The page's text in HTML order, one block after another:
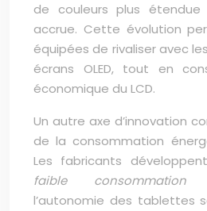
de couleurs plus
accrue. Cette évolution
équipées de rivaliser avec
écrans OLED, tout en
économique du LCD.
Un autre axe d’innovation
de la consommation
Les fabricants
faible consommation
l’autonomie des tablettes